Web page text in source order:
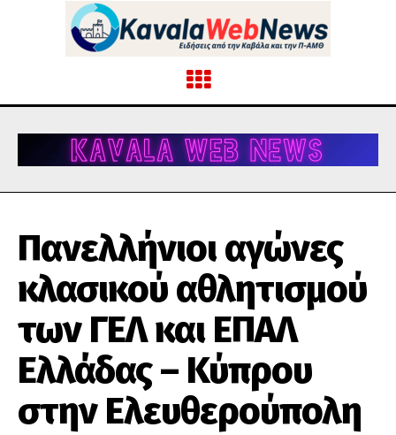
Πανελλήνιοι αγώνες
κλασικού αθλητισμού
των ΓΕΛ και ΕΠΑΛ
Ελλάδας – Κύπρου
στην Ελευθερούπολη